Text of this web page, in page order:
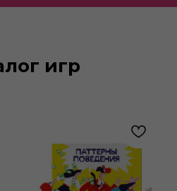
игр